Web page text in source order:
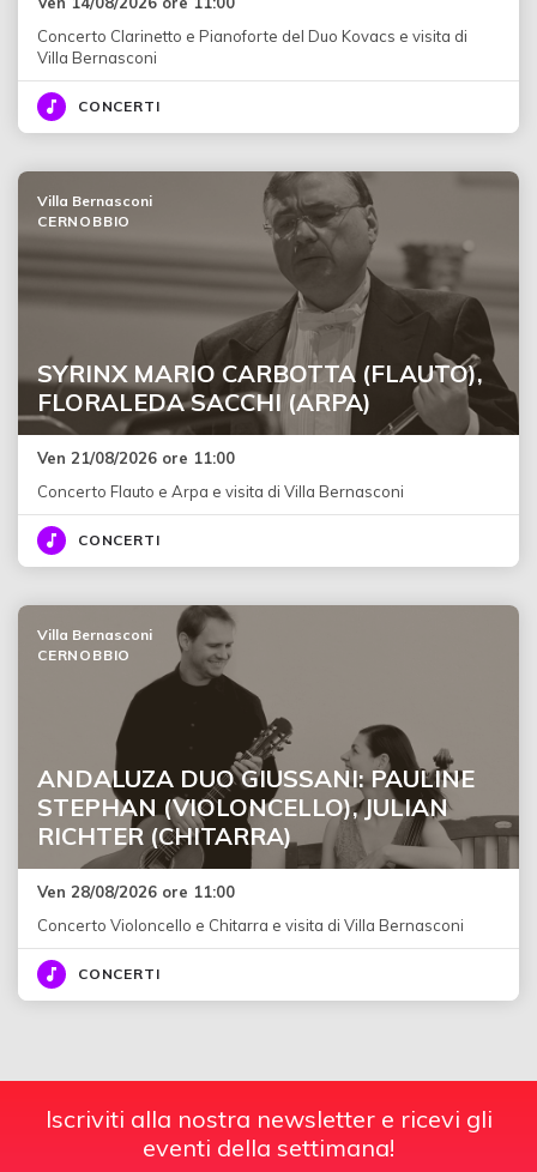
Concerto Clarinetto e Pianoforte del Duo Kovacs e visita di
Villa Bernasconi
CONCERTI
SYRINX MARIO CARBOTTA (FLAUTO),
FLORALEDA SACCHI (ARPA)
Villa Bernasconi
CERNOBBIO
Ven 21/08/2026 ore 11:00
Concerto Flauto e Arpa e visita di Villa Bernasconi
CONCERTI
ANDALUZA DUO GIUSSANI: PAULINE
STEPHAN (VIOLONCELLO), JULIAN
RICHTER (CHITARRA)
Villa Bernasconi
CERNOBBIO
Ven 28/08/2026 ore 11:00
Concerto Violoncello e Chitarra e visita di Villa Bernasconi
CONCERTI
Iscriviti alla nostra newsletter e ricevi gli
eventi della settimana!